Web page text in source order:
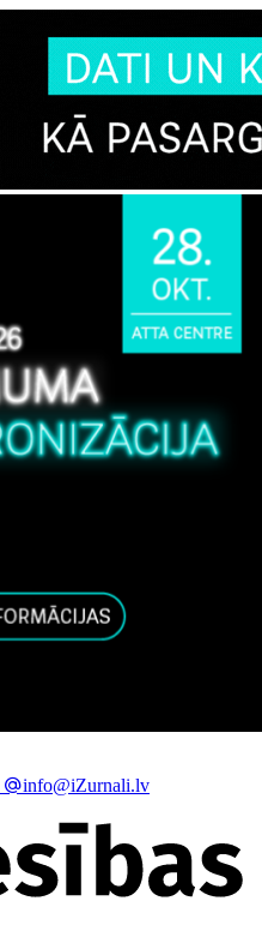
info@iZurnali.lv